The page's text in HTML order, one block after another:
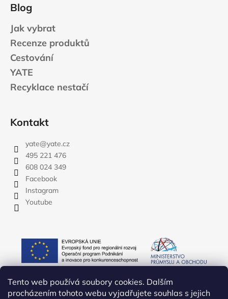
Tento web používá soubory cookies. Dalším
procházením tohoto webu vyjadřujete souhlas s jejich
Blog
Jak vybrat
Recenze produktů
Cestování
YATE
Recyklace nestačí
Kontakt
yate@yate.cz
495 221 476
608 024 349
Facebook
Instagram
Youtube